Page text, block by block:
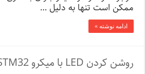
ممکن است تنها به دلیل …
ادامه نوشته »
روشن کردن LED با میکرو STM32